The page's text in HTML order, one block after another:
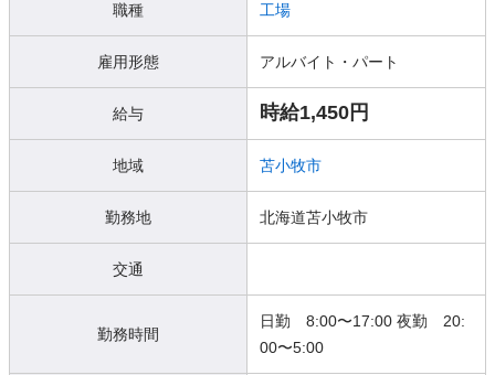
職種 工場
雇用形態 アルバイト・パート
給与 時給1,450円
地域 苫小牧市
勤務地 北海道苫小牧市
交通
勤務時間
日勤 8:00〜17:00 夜勤 20:
00〜5:00